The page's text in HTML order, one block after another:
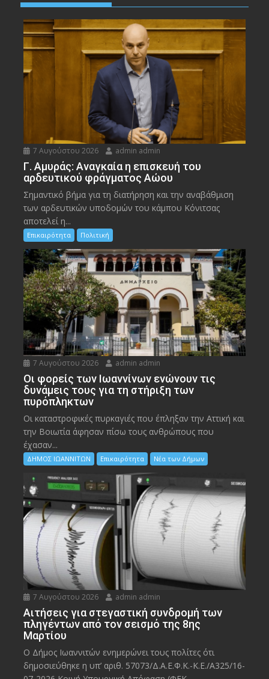
7 Αυγούστου 2026 admin admin
Γ. Αμυράς: Αναγκαία η επισκευή του
αρδευτικού φράγματος Αώου
Σημαντικό βήμα για τη διατήρηση και την αναβάθμιση
των αρδευτικών υποδομών του κάμπου Κόνιτσας
αποτελεί η...
Επικαιρότητα Πολιτική
7 Αυγούστου 2026 admin admin
Οι φορείς των Ιωαννίνων ενώνουν τις
δυνάμεις τους για τη στήριξη των
πυρόπληκτων
Οι καταστροφικές πυρκαγιές που έπληξαν την Αττική και
την Bοιωτία άφησαν πίσω τους ανθρώπους που
έχασαν...
ΔΗΜΟΣ ΙΩΑΝΝΙΤΩΝ Επικαιρότητα Νέα των Δήμων
7 Αυγούστου 2026 admin admin
Αιτήσεις για στεγαστική συνδρομή των
πληγέντων από τον σεισμό της 8ης
Μαρτίου
Ο Δήμος Ιωαννιτών ενημερώνει τους πολίτες ότι
δημοσιεύθηκε η υπ’ αριθ. 57073/Δ.Α.Ε.Φ.Κ.-Κ.Ε./Α325/16-